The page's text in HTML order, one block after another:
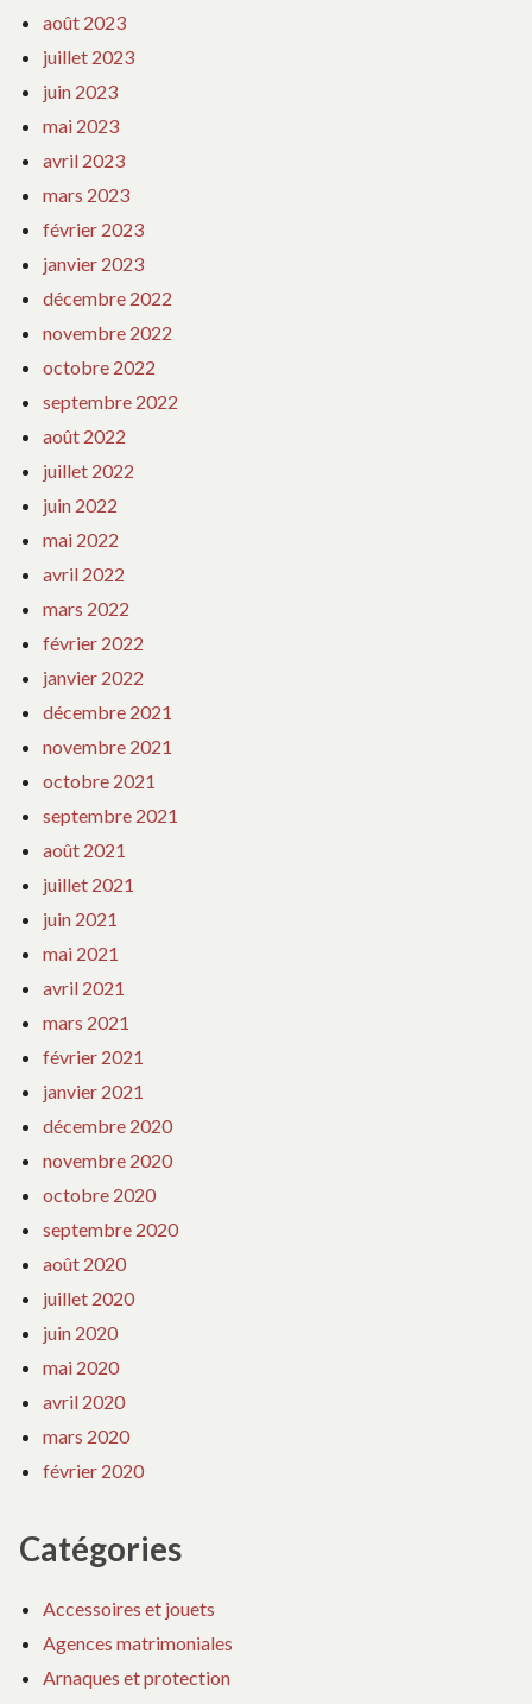
août 2023
juillet 2023
juin 2023
mai 2023
avril 2023
mars 2023
février 2023
janvier 2023
décembre 2022
novembre 2022
octobre 2022
septembre 2022
août 2022
juillet 2022
juin 2022
mai 2022
avril 2022
mars 2022
février 2022
janvier 2022
décembre 2021
novembre 2021
octobre 2021
septembre 2021
août 2021
juillet 2021
juin 2021
mai 2021
avril 2021
mars 2021
février 2021
janvier 2021
décembre 2020
novembre 2020
octobre 2020
septembre 2020
août 2020
juillet 2020
juin 2020
mai 2020
avril 2020
mars 2020
février 2020
Catégories
Accessoires et jouets
Agences matrimoniales
Arnaques et protection